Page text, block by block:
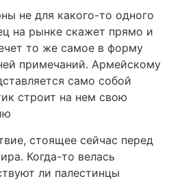
не для какого-то одного
на рынке скажет прямо и
то же самое в форму
примечаний. Армейскому
само собой
строит на нем свою
стоящее сейчас перед
Когда-то велась
ли палестинцы